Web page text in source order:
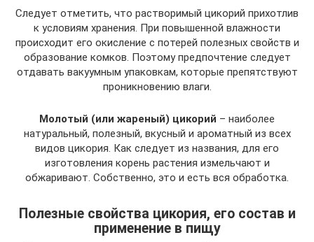
Следует отметить, что растворимый цикорий прихотлив
к условиям хранения. При повышенной влажности
происходит его окисление с потерей полезных свойств и
образование комков. Поэтому предпочтение следует
отдавать вакуумным упаковкам, которые препятствуют
проникновению влаги.
Молотый (или жареный) цикорий – наиболее
натуральный, полезный, вкусный и ароматный из всех
видов цикория. Как следует из названия, для его
изготовления корень растения измельчают и
обжаривают. Собственно, это и есть вся обработка.
Полезные свойства цикория, его состав и
применение в пищу